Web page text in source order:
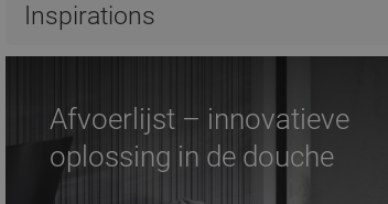
Inspirations
Afvoerlijst – innovatieve
oplossing in de douche